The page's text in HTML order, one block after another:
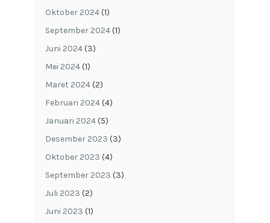
Oktober 2024(1)
September 2024(1)
Juni 2024(3)
Mei 2024(1)
Maret 2024(2)
Februari 2024(4)
Januari 2024(5)
Desember 2023 (3)
Oktober 2023 (4)
September 2023 (3)
Juli 2023 (2)
Juni 2023 (1)